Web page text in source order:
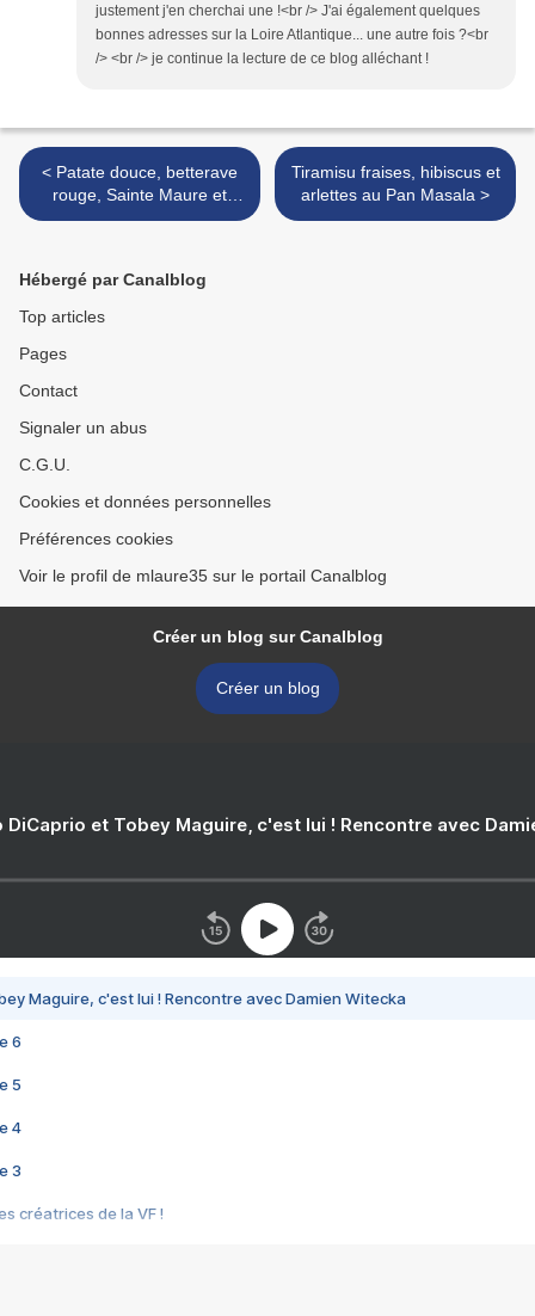
justement j'en cherchai une !<br /> J'ai également quelques
bonnes adresses sur la Loire Atlantique... une autre fois ?<br
/> <br /> je continue la lecture de ce blog alléchant !
< Patate douce, betterave
rouge, Sainte Maure et
Chèvre Frais, à Cordeillan-
Tiramisu fraises, hibiscus et
arlettes au Pan Masala >
Hébergé par Canalblog
Top articles
Pages
Contact
Signaler un abus
C.G.U.
Cookies et données personnelles
Préférences cookies
Voir le profil de mlaure35 sur le portail Canalblog
Créer un blog sur Canalblog
Créer un blog
DiCaprio et Tobey Maguire, c'est lui ! Rencontre avec
Maguire, c'est lui ! Rencontre avec Damien Witecka
6
5
4
3
créatrices de la VF !